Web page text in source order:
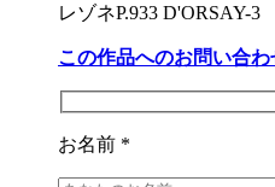
レゾネP.933 D'ORSAY-3
この作品へのお問い合わ
お名前 *